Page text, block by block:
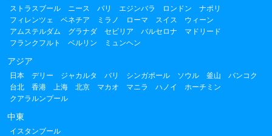
ストラスブール ニース パリ エジンバラ ロンドン
ナポリ
フィレンツェ
ベネチア ミラノ ローマ スイス
ウィーン
アムステルダム
グラナダ セビリア バルセロナ
マドリード
フランクフルト
ベルリン ミュンヘン
アジア
日本 デリー ジャカルタ バリ シンガポール ソウル 釜山
バンコク
台北
香港 上海 北京 マカオ マニラ ハノイ
ホーチミン
クアラルンプール
中東
イスタンブール